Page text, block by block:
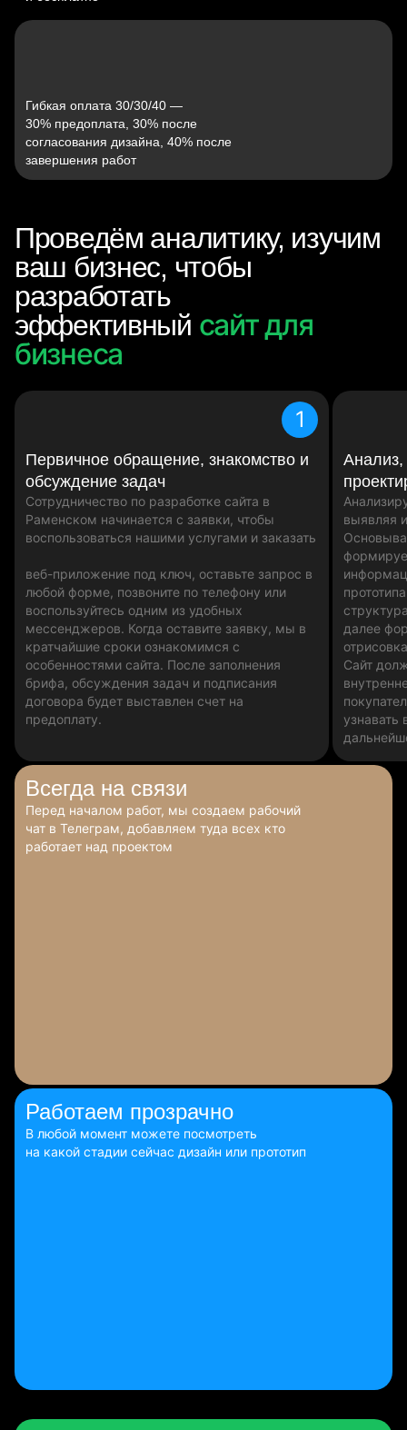
Гибкая оплата 30/30/40 —
30% предоплата, 30% после
согласования дизайна, 40% после
завершения работ
Проведём аналитику, изучим
ваш бизнес, чтобы
разработать
эффективный сайт для
бизнеса
1
Первичное обращение, знакомство и
обсуждение задач
Сотрудничество по разработке сайта в
Раменском начинается с заявки, чтобы
воспользоваться нашими услугами и заказать
веб-приложение под ключ, оставьте запрос в
любой форме, позвоните по телефону или
воспользуйтесь одним из удобных
мессенджеров. Когда оставите заявку, мы в
кратчайшие сроки ознакомимся с
особенностями сайта. После заполнения
брифа, обсуждения задач и подписания
договора будет выставлен счет на
предоплату.
выявляя
далее
Сайт
Всегда на связи
Перед началом работ, мы создаем рабочий
чат в Телеграм, добавляем туда всех кто
работает над проектом
Работаем прозрачно
В любой момент можете посмотреть
на какой стадии сейчас дизайн или прототип